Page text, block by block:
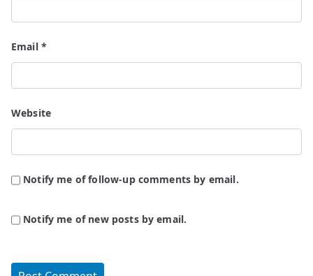
Email *
Website
Notify me of follow-up comments by email.
Notify me of new posts by email.